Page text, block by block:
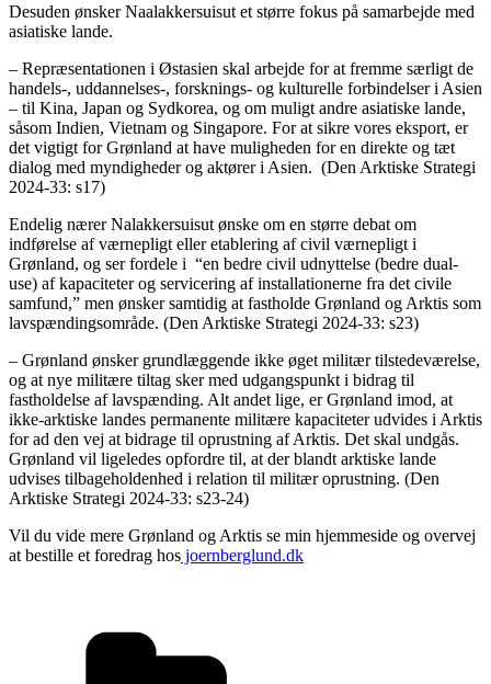
Desuden ønsker Naalakkersuisut et større fokus på samarbejde med
asiatiske lande.
– Repræsentationen i Østasien skal arbejde for at fremme særligt de
handels-, uddannelses-, forsknings- og kulturelle forbindelser i Asien
– til Kina, Japan og Sydkorea, og om muligt andre asiatiske lande,
såsom Indien, Vietnam og Singapore. For at sikre vores eksport, er
det vigtigt for Grønland at have muligheden for en direkte og tæt
dialog med myndigheder og aktører i Asien. (Den Arktiske Strategi
2024-33: s17)
Endelig nærer Nalakkersuisut ønske om en større debat om
indførelse af værnepligt eller etablering af civil værnepligt i
Grønland, og ser fordele i “en bedre civil udnyttelse (bedre dual-
use) af kapaciteter og servicering af installationerne fra det civile
samfund,” men ønsker samtidig at fastholde Grønland og Arktis som
lavspændingsområde. (Den Arktiske Strategi 2024-33: s23)
– Grønland ønsker grundlæggende ikke øget militær tilstedeværelse,
og at nye militære tiltag sker med udgangspunkt i bidrag til
fastholdelse af lavspænding. Alt andet lige, er Grønland imod, at
ikke-arktiske landes permanente militære kapaciteter udvides i Arktis
for ad den vej at bidrage til oprustning af Arktis. Det skal undgås.
Grønland vil ligeledes opfordre til, at der blandt arktiske lande
udvises tilbageholdenhed i relation til militær oprustning. (Den
Arktiske Strategi 2024-33: s23-24)
Vil du vide mere Grønland og Arktis se min hjemmeside og overvej
at bestille et foredrag hos joernberglund.dk